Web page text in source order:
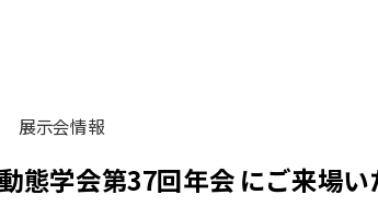
展⽰会情報
態学会第37回年会 にご来場